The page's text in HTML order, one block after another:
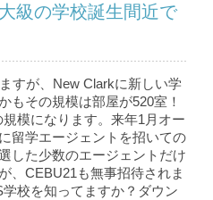
級の学校誕生間近で
すが、New Clarkに新しい学
もその規模は部屋が520室！
模になります。来年1月オー
留学エージェントを招いての
した少数のエージェントだけ
、CEBU21も無事招待されま
校を知ってますか？ダウン